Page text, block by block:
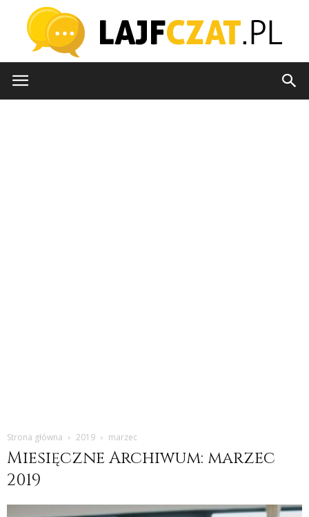
Strona główna 2019 marzec
Miesięczne Archiwum: marzec
2019